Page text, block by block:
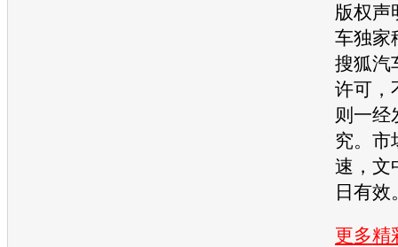
版权声
车独家
搜狐汽
许可，
则一经
究。市
速，文
日有效
更多